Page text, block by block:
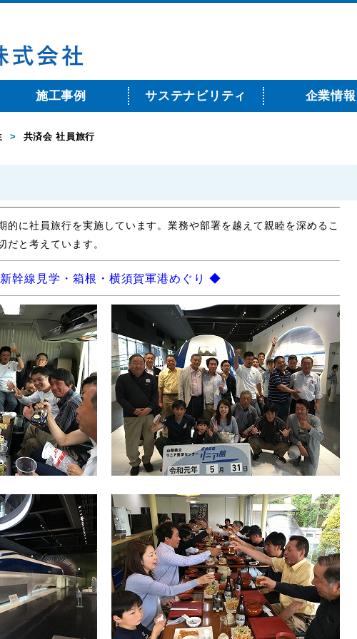
施工事例 サステナビリティ 企業情報
> 共済会 社員旅行
的に社員旅行を実施しています。業務や部署を越えて親睦を深めるこ
だと考えています。
幹線見学・箱根・横須賀軍港めぐり ◆